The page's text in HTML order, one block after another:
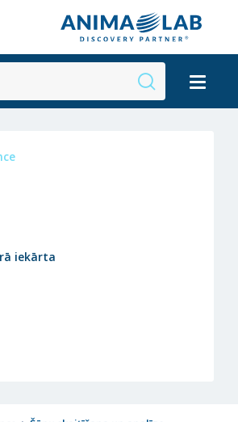
iekārta